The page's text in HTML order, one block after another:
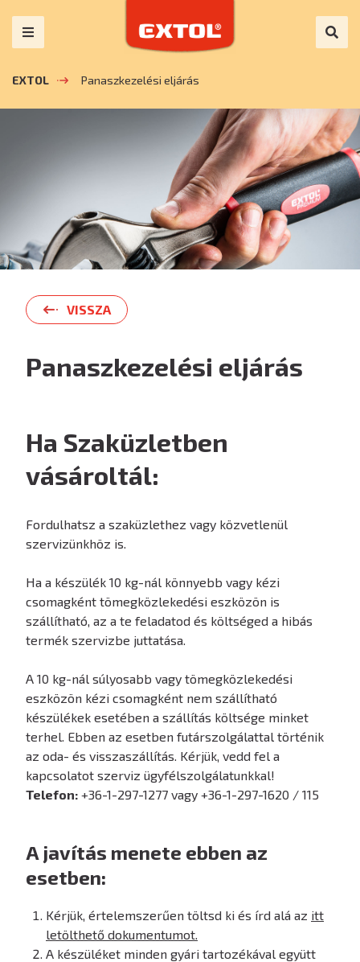
EXTOL Panaszkezelési eljárás
VISSZA
Panaszkezelési eljárás
Ha Szaküzletben
vásároltál:
Fordulhatsz a szaküzlethez vagy közvetlenül
szervizünkhöz is.
Ha a készülék 10 kg-nál könnyebb vagy kézi
csomagként tömegközlekedési eszközön is
szállítható, az a te feladatod és költséged a hibás
termék szervizbe juttatása.
A 10 kg-nál súlyosabb vagy tömegközlekedési
eszközön kézi csomagként nem szállítható
készülékek esetében a szállítás költsége minket
terhel. Ebben az esetben futárszolgálattal történik
az oda- és visszaszállítás. Kérjük, vedd fel a
kapcsolatot szerviz ügyfélszolgálatunkkal!
Telefon: +36-1-297-1277 vagy +36-1-297-1620 / 115
A javítás menete ebben az
esetben:
Kérjük, értelemszerűen töltsd ki és írd alá az itt
letölthető dokumentumot.
A készüléket minden gyári tartozékával együtt